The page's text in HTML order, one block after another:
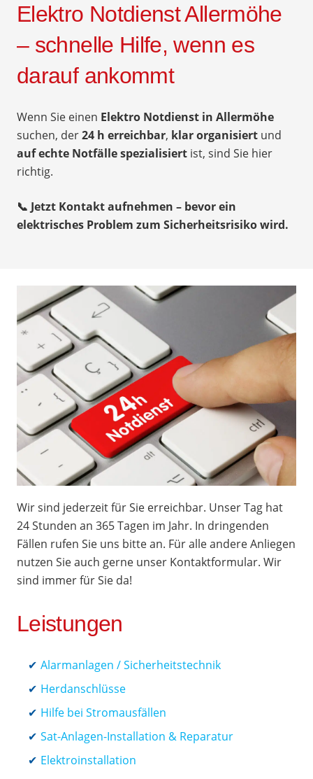
Elektro Notdienst Allermöhe
– schnelle Hilfe, wenn es
darauf ankommt
Wenn Sie einen Elektro Notdienst in Allermöhe
suchen, der24 h erreichbar, klar organisiert und
auf echte Notfälle spezialisiert ist, sind Sie hier
richtig.
📞 Jetzt Kontakt aufnehmen – bevor ein
elektrisches Problem zum Sicherheitsrisiko wird.
Wir sind jederzeit für Sie erreichbar. Unser Tag hat
24 Stunden an 365 Tagen im Jahr. In dringenden
Fällen rufen Sie uns bitte an. Für alle andere Anliegen
nutzen Sie auch gerne unser Kontaktformular. Wir
sind immer für Sie da!
Leistungen
Alarmanlagen / Sicherheitstechnik
Herdanschlüsse
Hilfe bei Stromausfällen
Sat-Anlagen-Installation & Reparatur
Elektroinstallation